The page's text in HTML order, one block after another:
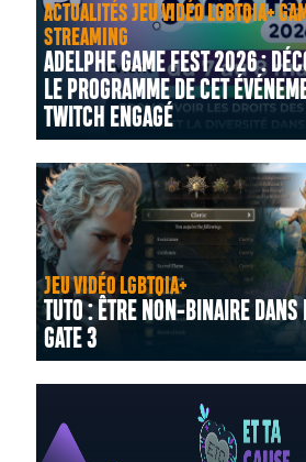
ACTUALITÉS JEU VIDÉO LGBTQIA+
STREAMING
ADELPHE GAME FEST 2026 :
LE PROGRAMME DE CET
TWITCH ENGAGÉ
JEU VIDÉO LGBTQIA+
TUTO : ÊTRE NON-BINAIRE DANS
GATE 3